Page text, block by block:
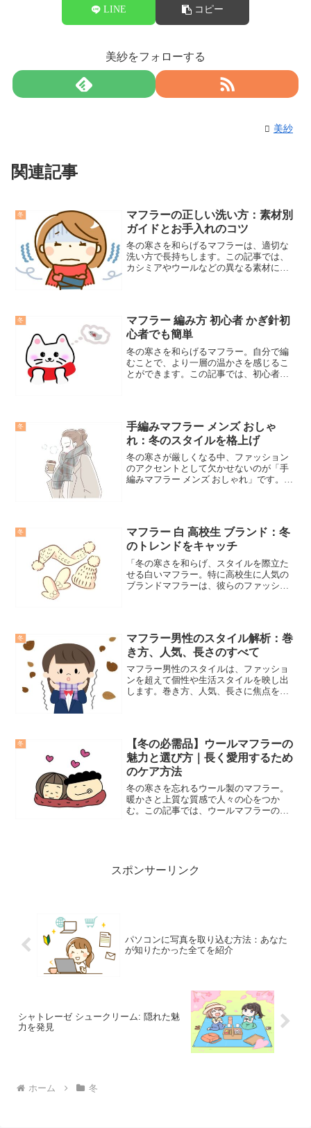
LINE コピー
美紗をフォローする
美紗
関連記事
冬
マフラーの正しい洗い方：素材別
ガイドとお手入れのコツ
冬の寒さを和らげるマフラーは、適切な
洗い方で長持ちします。この記事では、
カシミアやウールなどの異なる素材に合
で、マフラーを美しく、長く使い続ける
ことができます。
冬
マフラー 編み方 初心者 かぎ針初
心者でも簡単
冬の寒さを和らげるマフラー。自分で編
むことで、より一層の温かさを感じるこ
とができます。この記事では、初心者で
冬
手編みマフラー メンズ おしゃ
れ：冬のスタイルを格上げ
冬の寒さが厳しくなる中、ファッション
のアクセントとして欠かせないのが「手
編みマフラー メンズ おしゃれ」です。こ
スタイルを、あなたの冬の装いにどう取
り入れるか、一緒に考えていきましょ
う。
冬
マフラー 白 高校生 ブランド：冬
のトレンドをキャッチ
「冬の寒さを和らげ、スタイルを際立た
せる白いマフラー。特に高校生に人気の
ブランドマフラーは、彼らのファッショ
冬
マフラー男性のスタイル解析：巻
き方、人気、長さのすべて
マフラー男性のスタイルは、ファッショ
ンを超えて個性や生活スタイルを映し出
します。巻き方、人気、長さに焦点を当
ます。
冬
【冬の必需品】ウールマフラーの
魅力と選び方｜長く愛用するため
のケア方法
冬の寒さを忘れるウール製のマフラー。
暖かさと上質な質感で人々の心をつか
む。この記事では、ウールマフラーの魅
スポンサーリンク
パソコンに写真を取り込む方法：あなた
が知りたかった全てを紹介
シャトレーゼ シュークリーム: 隠れた魅
力を発見
ホーム 冬